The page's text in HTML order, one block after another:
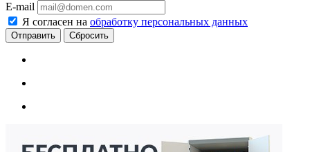
E-mail
Я согласен на обработку персональных данных
Сбросить